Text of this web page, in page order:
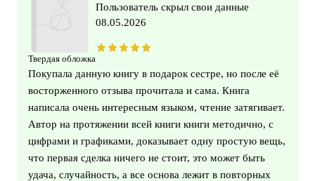
Твердая обложка
Пользователь скрыл свои данные
08.05.2026
Покупала данную книгу в подарок сестре, но после её
восторженного отзыва прочитала и сама. Книга
написала очень интересным языком, чтение затягивает.
Автор на протяжении всей книги книги методично, с
цифрами и графиками, доказывает одну простую вещь,
что первая сделка ничего не стоит, это может быть
удача, случайность, а все основа лежит в повторных